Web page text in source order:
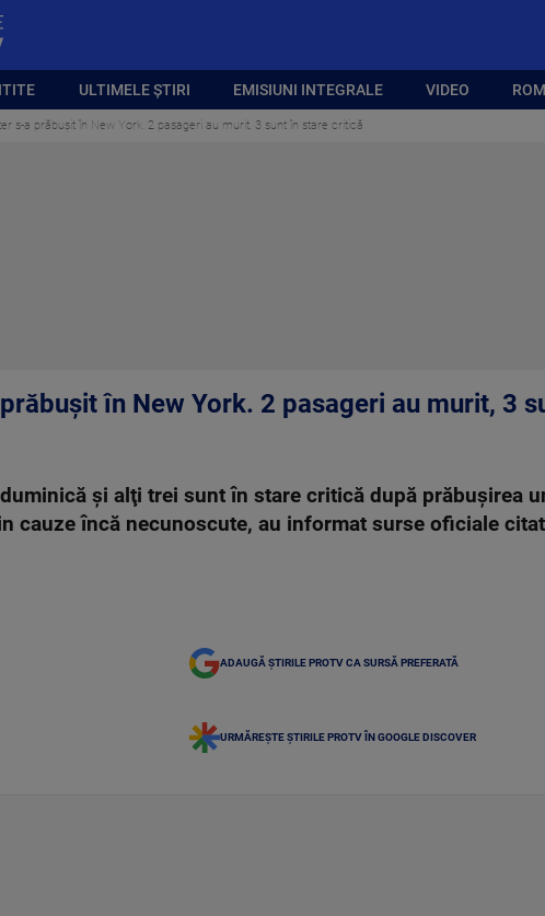
ULTIMELE ȘTIRI EMISIUNI INTEGRALE VIDEO
s-a prăbuşit în New York. 2 pasageri au murit, 3 sunt în stare critică
în New York. 2 pasageri au murit, 3
şi alţi trei sunt în stare critică după prăbuşirea
cauze încă necunoscute, au informat surse oficiale
ADAUGĂ ȘTIRILE PROTV CA SURSĂ PREFERATĂ
URMĂREȘTE ȘTIRILE PROTV ÎN GOOGLE DISCOVER